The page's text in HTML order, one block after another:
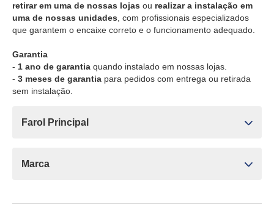
retirar em uma de nossas lojas ou realizar a instalação em
uma de nossas unidades , com profissionais especializados
que garantem o encaixe correto e o funcionamento adequado.
Garantia
- 1 ano de garantia quando instalado em nossas lojas.
- 3 meses de garantia para pedidos com entrega ou retirada
sem instalação.
Farol Principal
Marca